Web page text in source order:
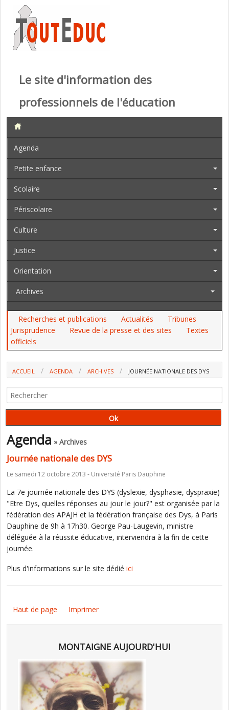
Le site d'information des
professionnels de l'éducation
Agenda
Petite enfance
Scolaire
Périscolaire
Culture
Justice
Orientation
Archives
Recherches et publications Actualités
Tribunes
Jurisprudence
Revue de la presse et des sites
Textes
officiels
ACCUEIL AGENDA ARCHIVES JOURNÉE NATIONALE DES DYS
Agenda » Archives
Journée nationale des DYS
Le samedi 12 octobre 2013 - Université Paris Dauphine
La 7e journée nationale des DYS (dyslexie, dysphasie, dyspraxie)
"Etre Dys, quelles réponses au jour le jour?" est organisée par la
fédération des APAJH et la fédération française des Dys, à Paris
Dauphine de 9h à 17h30. George Pau-Laugevin, ministre
déléguée à la réussite éducative, interviendra à la fin de cette
journée.
Plus d'informations sur le site dédié ici
Haut de page Imprimer
MONTAIGNE AUJOURD'HUI